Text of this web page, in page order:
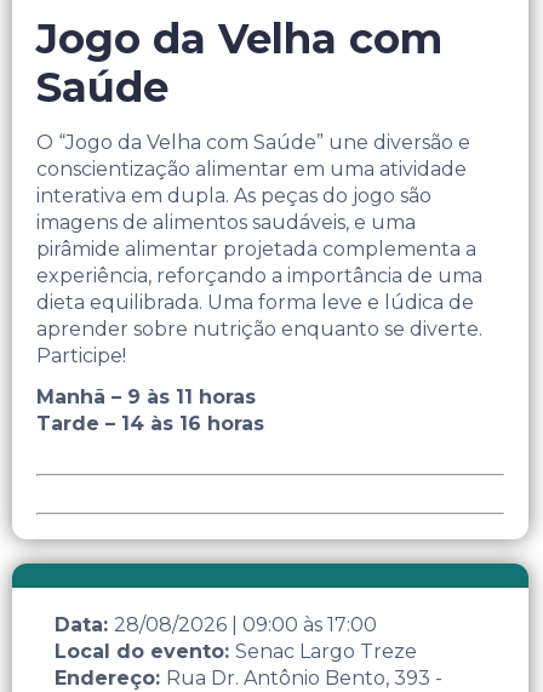
Jogo da Velha com
Saúde
O “Jogo da Velha com Saúde” une diversão e
conscientização alimentar em uma atividade
interativa em dupla. As peças do jogo são
imagens de alimentos saudáveis, e uma
pirâmide alimentar projetada complementa a
experiência, reforçando a importância de uma
dieta equilibrada. Uma forma leve e lúdica de
aprender sobre nutrição enquanto se diverte.
Participe!
Manhã – 9 às 11 horas
Tarde – 14 às 16 horas
Data: 28/08/2026 09:00 às 17:00
Local do evento: Senac Largo Treze
Endereço: Rua Dr. Antônio Bento, 393 -